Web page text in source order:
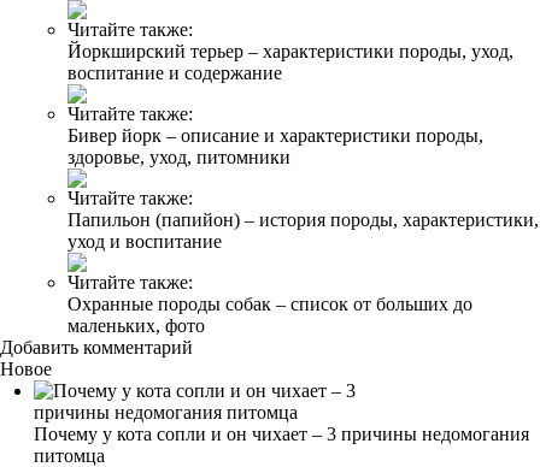
Читайте также:
Йоркширский терьер – характеристики породы, уход,
воспитание и содержание
Читайте также:
Бивер йорк – описание и характеристики породы,
здоровье, уход, питомники
Читайте также:
Папильон (папийон) – история породы, характеристики,
уход и воспитание
Читайте также:
Охранные породы собак – список от больших до
маленьких, фото
Добавить комментарий
Новое
Почему у кота сопли и он чихает – 3 причины недомогания
питомца